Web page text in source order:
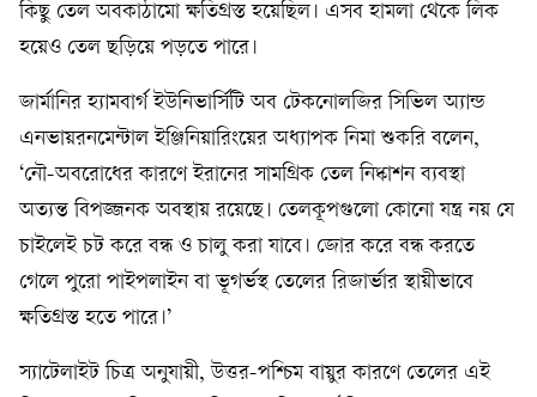
কিছু তেল অবকাঠামো ক্ষতিগ্রস্ত হয়েছিল। এসব হামলা থেকে লিক
হয়েও তেল ছড়িয়ে পড়তে পারে।
জার্মানির হ্যামবার্গ ইউনিভার্সিটি অব টেকনোলজির সিভিল অ্যান্ড
এনভায়রনমেন্টাল ইঞ্জিনিয়ারিংয়ের অধ্যাপক নিমা শুকরি বলেন,
‘নৌ-অবরোধের কারণে ইরানের সামগ্রিক তেল নিষ্কাশন ব্যবস্থা
অত্যন্ত বিপজ্জনক অবস্থায় রয়েছে। তেলকূপগুলো কোনো যন্ত্র নয় যে
চাইলেই চট করে বন্ধ ও চালু করা যাবে। জোর করে বন্ধ করতে
গেলে পুরো পাইপলাইন বা ভূগর্ভস্থ তেলের রিজার্ভার স্থায়ীভাবে
ক্ষতিগ্রস্ত হতে পারে।’
স্যাটেলাইট চিত্র অনুযায়ী, উত্তর-পশ্চিম বায়ুর কারণে তেলের এই